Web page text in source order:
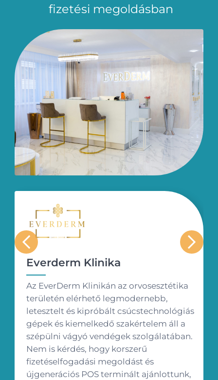
fizetési megoldásban
Everderm Klinika
Az EverDerm Klinikán az orvosesztétika
területén elérhető legmodernebb,
letesztelt és kipróbált csúcstechnológiás
gépek és kiemelkedő szakértelem áll a
szépülni vágyó vendégek szolgálatában.
Nem is kérdés, hogy korszerű
fizetéselfogadási megoldást és
újgenerációs POS terminált ajánlottunk,